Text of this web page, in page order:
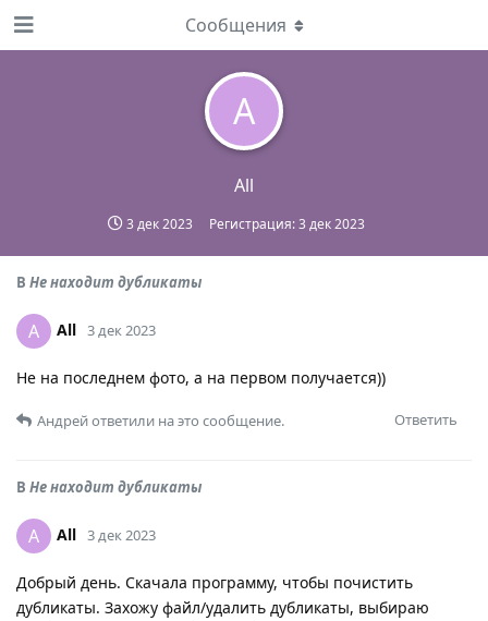
A
All
3 дек 2023 Регистрация:3 дек 2023
Сообщения
В Не находит дубликаты
A All 3 дек 2023
Не на последнем фото, а на первом получается))
Ответить
Андрейответили на это сообщение.
В Не находит дубликаты
A All 3 дек 2023
Добрый день. Скачала программу, чтобы почистить
дубликаты. Захожу файл/удалить дубликаты, выбираю